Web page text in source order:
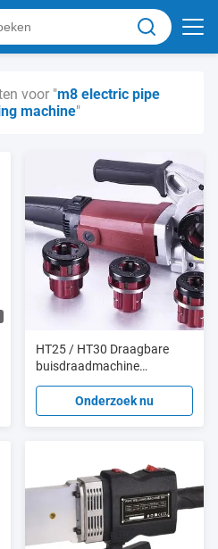
voor "m8 electric pipe
machine"
HT25 / HT30 Draagbare
buisdraadmachine
Handmatige
ratchetdraadmachine
Onderzoek nu